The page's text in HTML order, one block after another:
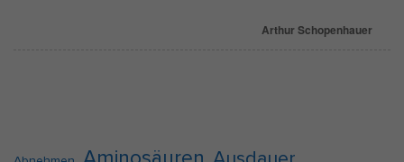
Arthur Schopenhauer